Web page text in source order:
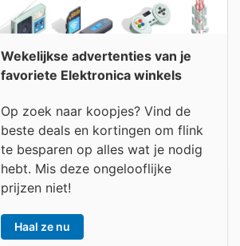
Wekelijkse advertenties van je
favoriete Elektronica winkels
Op zoek naar koopjes? Vind de
beste deals en kortingen om flink
te besparen op alles wat je nodig
hebt. Mis deze ongelooflijke
prijzen niet!
Haal ze nu